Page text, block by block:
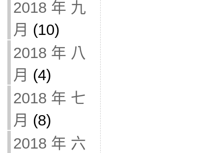
2018 年 九
月 (10)
2018 年 八
月 (4)
2018 年 七
月 (8)
2018 年 六